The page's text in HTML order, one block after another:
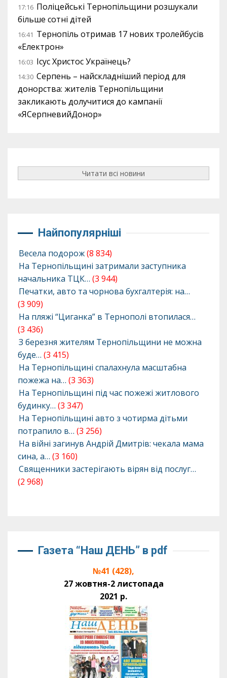
17:16 Поліцейські Тернопільщини розшукали
більше сотні дітей
16:41 Тернопіль отримав 17 нових тролейбусів
«Електрон»
16:03 Ісус Христос Українець?
14:30 Серпень – найскладніший період для
донорства: жителів Тернопільщини
закликають долучитися до кампанії
«ЯСерпневийДонор»
Читати всі новини
Найпопулярніші
Весела подорож(8 834)
На Тернопільщині затримали заступника
начальника ТЦК… (3 944)
Печатки, авто та чорнова бухгалтерія: на…
(3 909)
На пляжі “Циганка” в Тернополі втопилася…
(3 436)
З березня жителям Тернопільщини не можна
буде… (3 415)
На Тернопільщині спалахнула масштабна
пожежа на… (3 363)
На Тернопільщині під час пожежі житлового
будинку… (3 347)
На Тернопільщині авто з чотирма дітьми
потрапило в… (3 256)
На війні загинув Андрій Дмитрів: чекала мама
сина, а… (3 160)
Священники застерігають вірян від послуг…
(2 968)
Газета “Наш ДЕНЬ” в pdf
№41 (428),
27 жовтня-2 листопада
2021 р.